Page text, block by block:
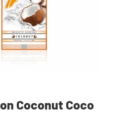
Coconut Coco